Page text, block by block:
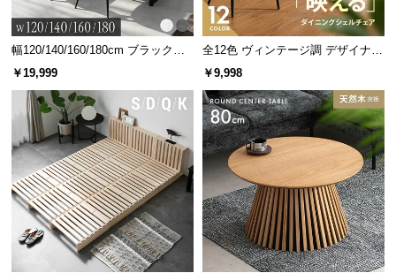
幅120/140/160/180cm ブラックフ
レーム ダイニング 大理石調 4人掛
￥19,999
全12色 ヴィンテージ調 デザイナー
ズシェルチェア
￥9,998